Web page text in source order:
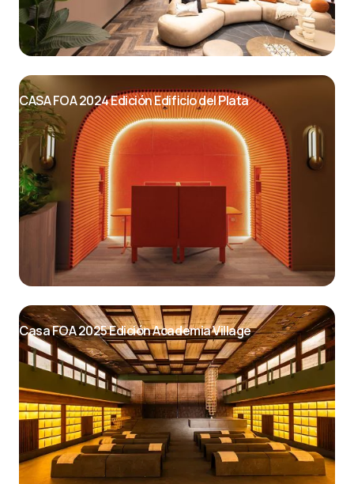
CASA FOA 2024 Edición Edificio del Plata
Casa FOA 2025 Edición Academia Village